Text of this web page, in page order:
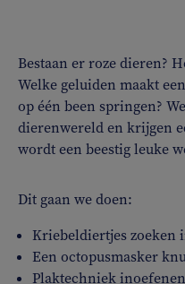
Bestaan er roze dieren?
Welke geluiden maakt
op één been springen?
dierenwereld en krijgen
wordt een beestig leuke
Dit gaan we doen:
Kriebeldiertjes zoeken
Een octopusmasker
Plaktechniek